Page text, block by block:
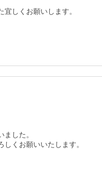
しくお願いします。
した。
くお願いいたします。